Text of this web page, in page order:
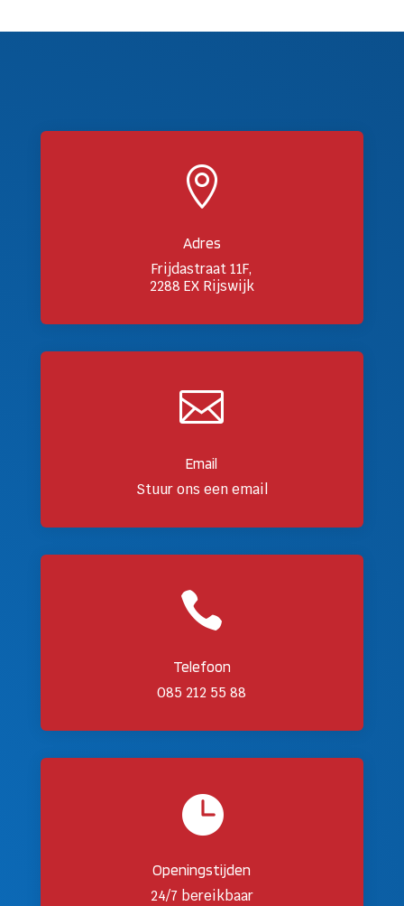

Adres
Frijdastraat 11F,
2288 EX Rijswijk

Email
Stuur ons een email

Telefoon
085 212 55 88

Openingstijden
24/7 bereikbaar